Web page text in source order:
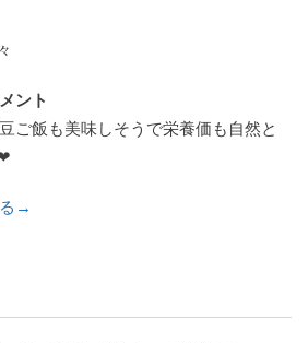
ント
ご飯も美味しそうで栄養価も自然と
→